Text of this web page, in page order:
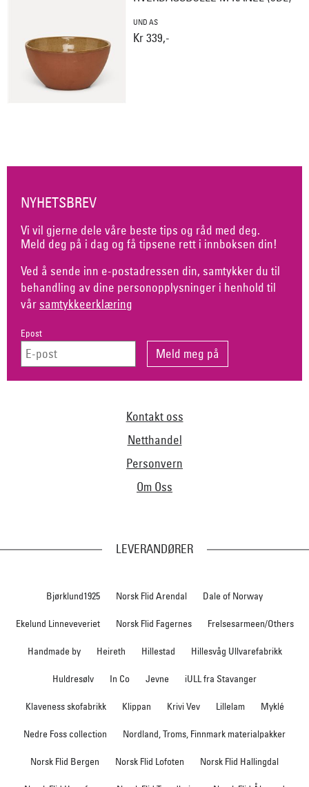
UND AS
Kr 339,-
NYHETSBREV
Vi vil gjerne dele våre beste tips og råd med deg.
Meld deg på i dag og få tipsene rett i innboksen din!
Ved å sende inn e-postadressen din, samtykker du til
behandling av dine personopplysninger i henhold til
vår samtykkeerklæring
Epost
Kontakt oss
Netthandel
Personvern
Om Oss
LEVERANDØRER
Bjørklund1925 Norsk Flid Arendal Dale of Norway
Ekelund Linneveveriet Norsk Flid Fagernes Frelsesarmeen/Others
Handmade by Heireth Hillestad Hillesvåg Ullvarefabrikk
Huldresølv In Co Jevne iULL fra Stavanger
Klaveness skofabrikk Klippan Krivi Vev Lillelam Myklé
Nedre Foss collection Nordland, Troms, Finnmark materialpakker
Norsk Flid Bergen Norsk Flid Lofoten Norsk Flid Hallingdal